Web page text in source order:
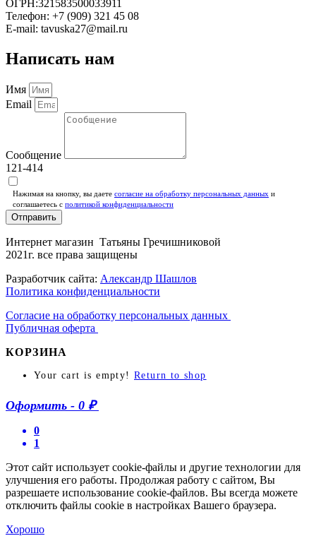
ОГРН:321583500033911
Телефон: +7 (909) 321 45 08
E-mail: tavuska27@mail.ru
Написать нам
Имя
Email
Сообщение
121-414
Нажимая на кнопку, вы даете согласие на обработку персональных данных и
соглашаетесь c политикой конфиденциальности
Отправить
Интернет магазин Татьяны Гречишниковой
2021г. все права защищены
Разработчик сайта: Александр Шашлов
Политика конфиденциальности
Согласие на обработку персональных данных
Публичная оферта
КОРЗИНА
Your cart is empty! Return to shop
Оформить - 0 ₽
0
1
Этот сайт использует cookie-файлы и другие технологии для
улучшения его работы. Продолжая работу с сайтом, Вы
разрешаете использование cookie-файлов. Вы всегда можете
отключить файлы cookie в настройках Вашего браузера.
Хорошо